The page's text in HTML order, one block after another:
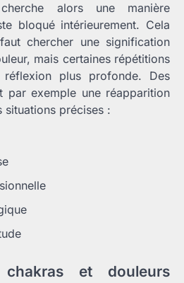
alors une manière
bloqué intérieurement. Cela
chercher une signification
mais certaines répétitions
plus profonde. Des
par exemple une réapparition
situations précises :
et douleurs